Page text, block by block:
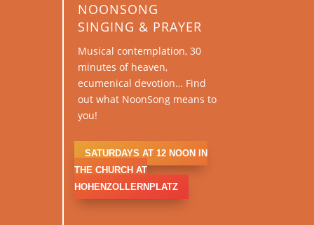
NOONSONG
SINGING & PRAYER
Musical contemplation, 30
minutes of heaven,
ecumenical devotion… Find
out what NoonSong means to
you!
SATURDAYS AT 12 NOON IN
THE CHURCH AT
HOHENZOLLERNPLATZ